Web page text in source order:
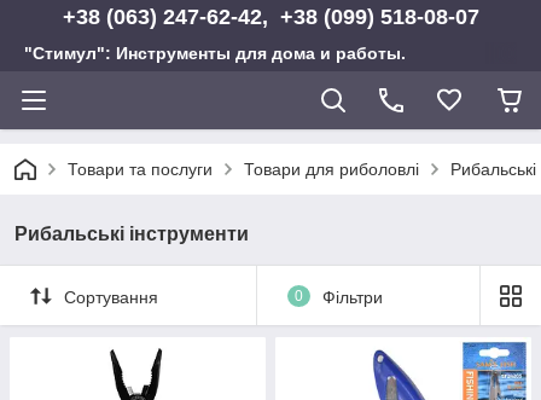
+38 (063) 247-62-42, +38 (099) 518-08-07
"Стимул": Инструменты для дома и работы.
Товари та послуги Товари для риболовлі
Рибальські інструменти
Сортування 0 Фільтри